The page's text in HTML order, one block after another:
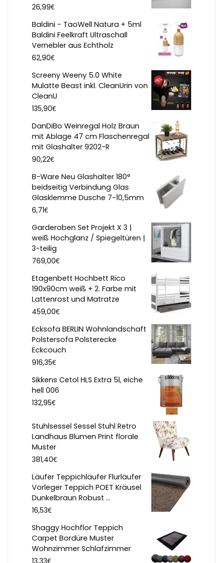
26,99€
Baldini - TaoWell Natura + 5ml
Baldini Feelkraft Ultraschall
Vernebler aus Echtholz
62,90€
Screeny Weeny 5.0 White
Mulatte Beast inkl. CleanUrin von
CleanU
135,90€
DanDiBo Weinregal Holz Braun
mit Ablage 47 cm Flaschenregal
mit Glashalter 9202-R
90,22€
B-Ware Neu Glashalter 180°
beidseitig Verbindung Glas
Glasklemme Dusche 7-10,5mm
6,71€
Garderoben Set Projekt X 3 |
weiß Hochglanz / Spiegeltüren |
3-teilig
769,00€
Etagenbett Hochbett Rico
190x90cm weiß + 2. Farbe mit
Lattenrost und Matratze
459,00€
Ecksofa BERLIN Wohnlandschaft
Polstersofa Polsterecke
Eckcouch
916,35€
Sikkens Cetol HLS Extra 5l, eiche
hell 006
132,95€
Stuhlsessel Sessel Stuhl Retro
Landhaus Blumen Print florale
Muster
381,40€
Läufer Teppichläufer Flurläufer
Vorleger Teppich POET Kräusel
Dunkelbraun Robust ...
16,53€
Shaggy Hochflor Teppich
Carpet Bordüre Muster
Wohnzimmer Schlafzimmer
13,33€